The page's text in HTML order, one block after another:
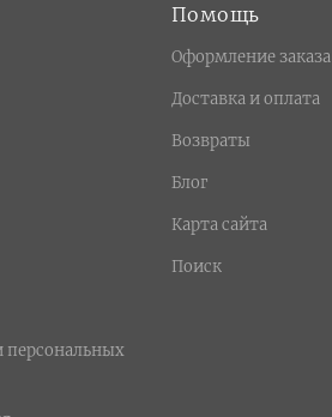
персональных
Помощь
Оформление заказа
Доставка и оплата
Возвраты
Блог
Карта сайта
Поиск